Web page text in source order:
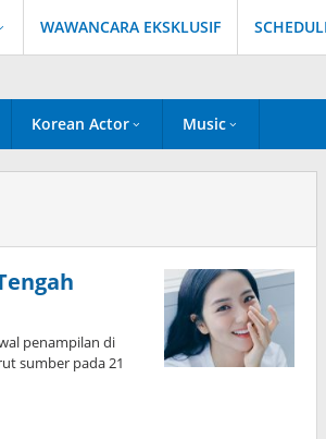
WAWANCARA EKSKLUSIF
Korean Actor Music
penampilan di
sumber pada 21